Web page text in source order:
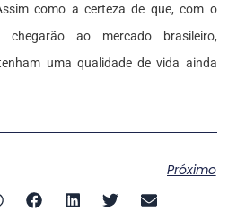
como a certeza de que, com o
chegarão ao mercado brasileiro,
uma qualidade de vida ainda
Próximo